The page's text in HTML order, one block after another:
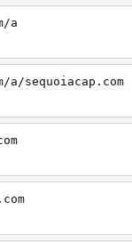
a
sequoiacap.com